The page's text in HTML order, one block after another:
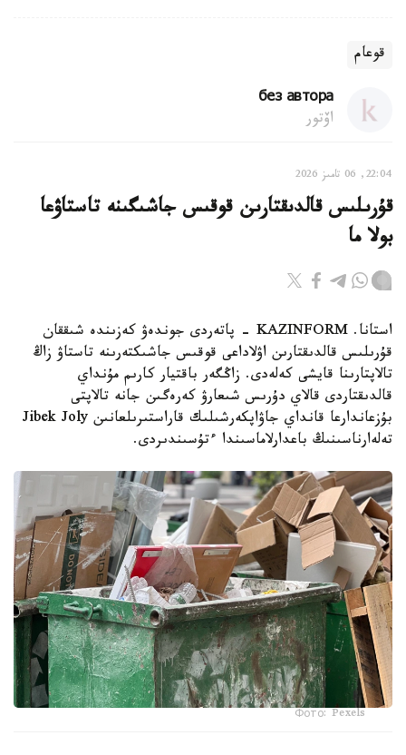
قوعام
без автора
اۆتور
22:04, 06 تامىز 2026
قۇرىلىس قالدىقتارىن قوقىس جاشىگىنە تاستاۋعا
بولا ما
استانا. KAZINFORM - پاتەردى جوندەۋ كەزىندە شىققان
قۇرىلىس قالدىقتارىن اۋلاداعى قوقىس جاشىكتەرىنە تاستاۋ زاڭ
تالاپتارىنا قايشى كەلەدى. زاڭگەر باقتيار كارىم مۇنداي
قالدىقتاردى قالاي دۇرىس شىعارۋ كەرەگىن جانە تالاپتى
بۇزعاندارعا قانداي جاۋاپكەرشىلىك قاراستىرىلعانىن Jibek Joly
تەلەارناسىنىڭ باعدارلاماسىندا ءتۇسىندىردى.
Фото: Pexels